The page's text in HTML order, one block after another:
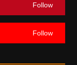
Follow
Follow